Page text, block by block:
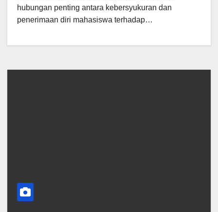
hubungan penting antara kebersyukuran dan
penerimaan diri mahasiswa terhadap…